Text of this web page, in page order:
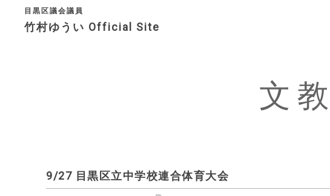
目黒区議会議員
竹村ゆうい Official Site
プロフィール
問い合わせ
文
9/27 目黒区立中学校連合体育大会